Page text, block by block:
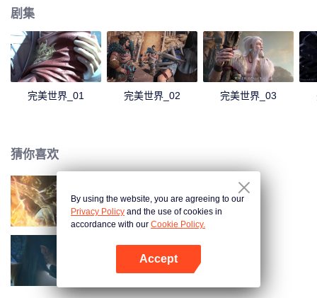
剧集
完美世界_01 完美世界_02 完美世界_03
猜你喜欢
长生界
斗破苍穹 第三季
By using the website, you are agreeing to our
Privacy Policy and the use of cookies in
accordance with our Cookie Policy.
Accept